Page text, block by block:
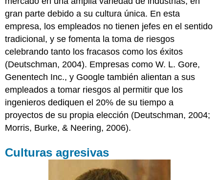
gran parte debido a su cultura única. En esta
empresa, los empleados no tienen jefes en el sentido
tradicional, y se fomenta la toma de riesgos
celebrando tanto los fracasos como los éxitos
(Deutschman, 2004). Empresas como W. L. Gore,
Genentech Inc., y Google también alientan a sus
empleados a tomar riesgos al permitir que los
ingenieros dediquen el 20% de su tiempo a
proyectos de su propia elección (Deutschman, 2004;
Morris, Burke, & Neering, 2006).
Culturas agresivas